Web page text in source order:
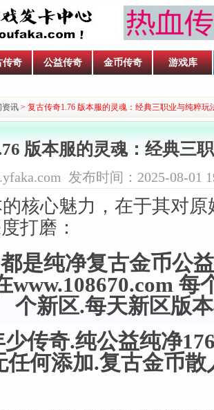
传奇 公益传奇 金币传奇 游戏库
资讯 > 复古传奇1.76 版本服的灵魂：经典三职业与纯粹玩
版本服的灵魂：经典三
发布时间：2025-08-01
的核心魅力，在于其对
打磨：
是纯净复古金币公
www.108670.com 每
个新区.每天新区版
传奇.纯公益纯净
任何添加.复古金币散